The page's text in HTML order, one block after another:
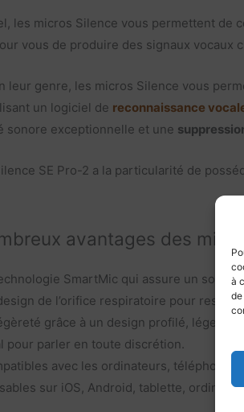
à
les micros Silence vous permettent de
vous de produire des signaux vocaux
leur genre, les micros Silence vous
un logiciel de reconnaissance
sonore exceptionnelle et une
SE Pro-2 a la particularité de
avantages des
SmartMic qui assure un son
de l’orifice respiratoire pour
grâce à un design profilé, léger et
pour parler en toute discrétion.
avec les ordinateurs,
sur iOS, Android, tablette,